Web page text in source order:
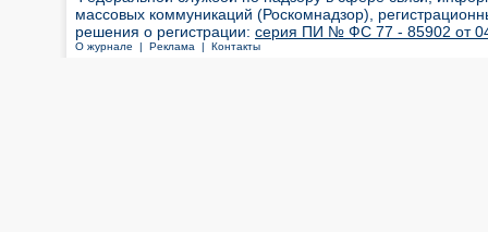
массовых коммуникаций (Роскомнадзор),
решения о регистрации: серия ПИ № ФС 77 - 85902 от 04
О журнале | Реклама | Контакты